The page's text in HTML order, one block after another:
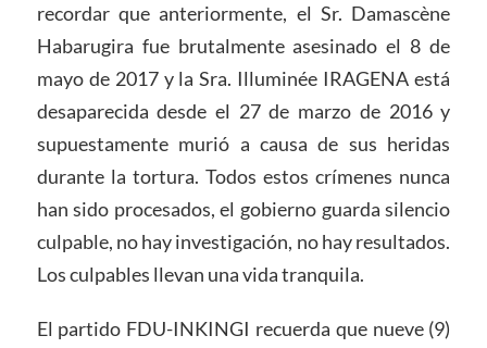
recordar que anteriormente, el Sr. Damascène
Habarugira fue brutalmente asesinado el 8 de
mayo de 2017 y la Sra. Illuminée IRAGENA está
desaparecida desde el 27 de marzo de 2016 y
supuestamente murió a causa de sus heridas
durante la tortura. Todos estos crímenes nunca
han sido procesados, el gobierno guarda silencio
culpable, no hay investigación, no hay resultados.
Los culpables llevan una vida tranquila.
El partido FDU-INKINGI recuerda que nueve (9)